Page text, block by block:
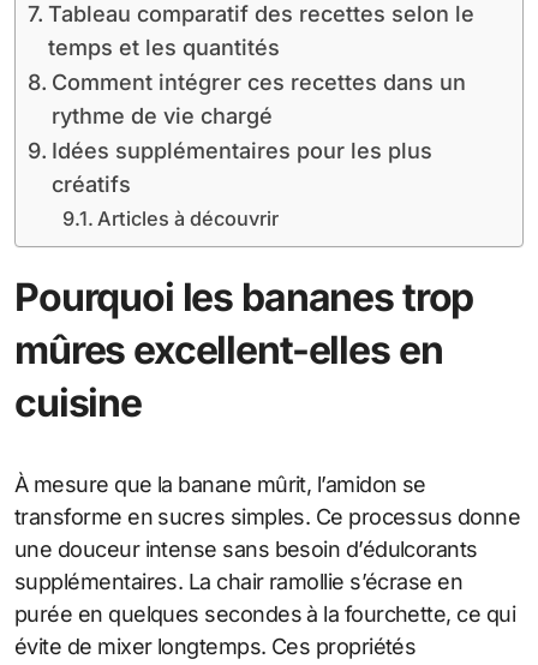
Tableau comparatif des recettes selon le
temps et les quantités
Comment intégrer ces recettes dans un
rythme de vie chargé
Idées supplémentaires pour les plus
créatifs
Articles à découvrir
Pourquoi les bananes trop
mûres excellent-elles en
cuisine
À mesure que la banane mûrit, l’amidon se
transforme en sucres simples. Ce processus donne
une douceur intense sans besoin d’édulcorants
supplémentaires. La chair ramollie s’écrase en
purée en quelques secondes à la fourchette, ce qui
évite de mixer longtemps. Ces propriétés